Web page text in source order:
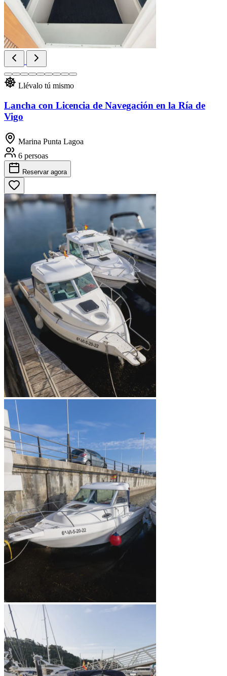
Llévalo tú mismo
Lancha con Licencia de Navegación en la Ría de
Vigo
Marina Punta Lagoa
6 persoas
Reservar agora